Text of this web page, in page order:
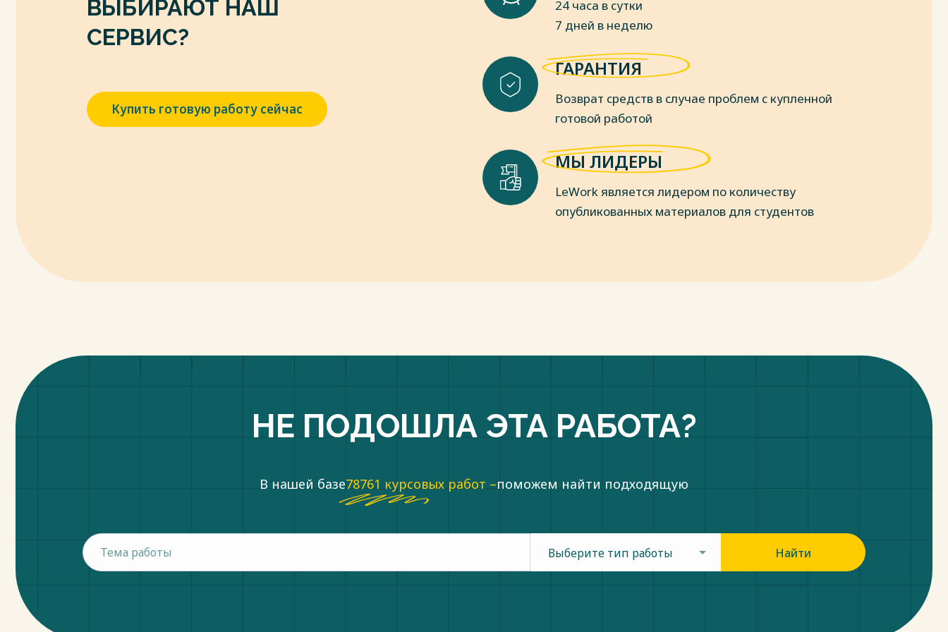
об административных правонарушениях и статьи 26 и 26.1 Федерального
закона "О физической культуре и спорте в Российской Федерации»// СПС
«Консультант Плюс». 10. Федеральный закон от 22.11.2016 N 392-ФЗ «О
внесении изменений в Уголовный кодекс Российской Федерации и Уголовно-
ответственности за нарушение антидопинговых правил)»// СПС «Консультант
Плюс».
Весь текст будет доступенпосле покупки
ВЫБИРАЮТ НАШ
СЕРВИС?
Купить готовую работу сейчас
24 часа в сутки
7 дней в неделю
ГАРАНТИЯ
Возврат средств в случае проблем с купленной
готовой работой
МЫ ЛИДЕРЫ
LeWork является лидером по количеству
опубликованных материалов для студентов
НЕ ПОДОШЛА ЭТА РАБОТА?
В нашей базе78761 курсовых работ –поможем найти подходящую
Выберите тип работы Найти